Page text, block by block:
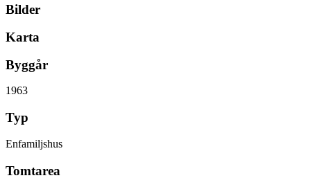
Bilder
Karta
Byggår
1963
Typ
Enfamiljshus
Tomtarea